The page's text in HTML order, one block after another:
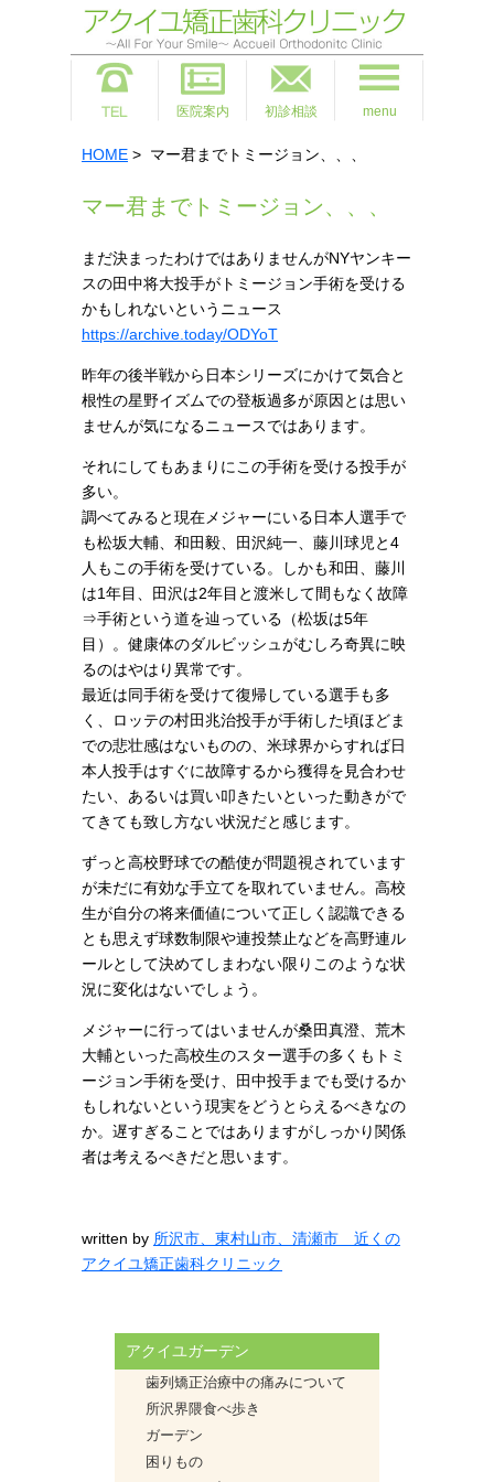
医院案内 初診相談 menu
HOME > マー君までトミージョン、、、
マー君までトミージョン、、、
まだ決まったわけではありませんがNYヤンキー
スの田中将大投手がトミージョン手術を受ける
かもしれないというニュース
https://archive.today/ODYoT
昨年の後半戦から日本シリーズにかけて気合と
根性の星野イズムでの登板過多が原因とは思い
ませんが気になるニュースではあります。
それにしてもあまりにこの手術を受ける投手が
多い。
調べてみると現在メジャーにいる日本人選手で
も松坂大輔、 和田毅、
田沢純一、藤川球児と4
人もこの手術を受けている。しかも和田、藤川
は1年目、田沢は2年目と渡米して間もなく故障
⇒手術という道を辿っている（松坂は5年
目）。健康体のダルビッシュがむしろ奇異に映
るのはやはり異常です。
最近は同手術を受けて復帰している選手も多
く、ロッテの村田兆治投手が手術した頃ほどま
での悲壮感はないものの、米球界からすれば日
本人投手はすぐに故障するから獲得を見合わせ
たい、あるいは買い叩きたいといった動きがで
てきても致し方ない状況だと感じます。
ずっと高校野球での酷使が問題視されています
が未だに有効な手立てを取れていません。高校
生が自分の将来価値について正しく認識できる
とも思えず球数制限や連投禁止などを高野連ル
ールとして決めてしまわない限りこのような状
況に変化はないでしょう。
メジャーに行ってはいませんが桑田真澄、荒木
大輔といった高校生のスター選手の多くもトミ
ージョン手術を受け、田中投手までも受けるか
もしれないという現実をどうとらえるべきなの
か。遅すぎることではありますがしっかり関係
者は考えるべきだと思います。
written by 所沢市、東村山市、清瀬市 近くの
アクイユ矯正歯科クリニック
アクイユガーデン
歯列矯正治療中の痛みについて
所沢界隈食べ歩き
ガーデン
困りもの